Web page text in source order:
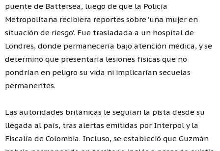
puente de Battersea, luego de que la Policía
Metropolitana recibiera reportes sobre 'una mujer en
situación de riesgo'. Fue trasladada a un hospital de
Londres, donde permanecería bajo atención médica, y se
determinó que presentaría lesiones físicas que no
pondrían en peligro su vida ni implicarían secuelas
permanentes.
Las autoridades británicas le seguían la pista desde su
llegada al país, tras alertas emitidas por Interpol y la
Fiscalía de Colombia. Incluso, se estableció que Guzmán